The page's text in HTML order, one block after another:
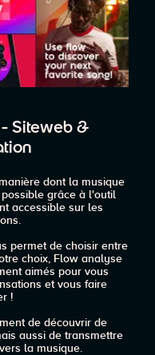
Siteweb &
dont la musique
grâce à l'outil
accessible sur les
permet de choisir entre
choix, Flow analyse
aimés pour vous
et vous faire
!
de découvrir de
aussi de transmettre
la musique.